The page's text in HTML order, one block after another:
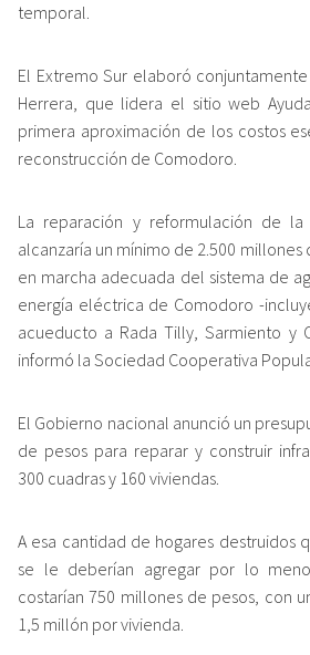
temporal.
El Extremo Sur elaboró
Herrera, que lidera el sitio web
primera aproximación de los costos
reconstrucción de Comodoro.
La reparación y reformulación de la
alcanzaría un mínimo de 2.500 millones
en marcha adecuada del sistema de
energía eléctrica de Comodoro -
acueducto a Rada Tilly, Sarmiento y
informó la Sociedad Cooperativa
El Gobierno nacional anunció un
de pesos para reparar y construir
300 cuadras y 160 viviendas.
A esa cantidad de hogares destruidos
se le deberían agregar por lo
costarían 750 millones de pesos, con
1,5 millón por vivienda.